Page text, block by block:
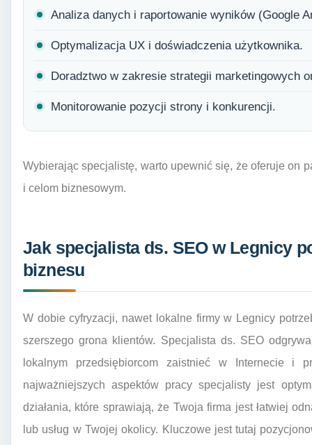
Analiza danych i raportowanie wyników (Google
Optymalizacja UX i doświadczenia użytkownika.
Doradztwo w zakresie strategii marketingowych
Monitorowanie pozycji strony i konkurencji.
Wybierając specjalistę, warto upewnić się, że oferuje on
i celom biznesowym.
Jak specjalista ds. SEO w Legnicy
biznesu
W dobie cyfryzacji, nawet lokalne firmy w Legnicy
szerszego grona klientów. Specjalista ds. SEO
lokalnym przedsiębiorcom zaistnieć w Internecie i
najważniejszych aspektów pracy specjalisty jest
działania, które sprawiają, że Twoja firma jest łatwiej
lub usług w Twojej okolicy. Kluczowe jest tutaj